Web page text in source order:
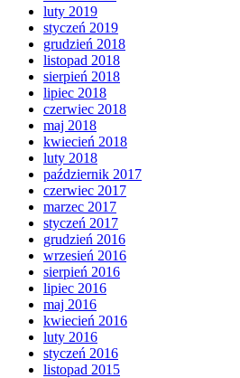
luty 2019
styczeń 2019
grudzień 2018
listopad 2018
sierpień 2018
lipiec 2018
czerwiec 2018
maj 2018
kwiecień 2018
luty 2018
październik 2017
czerwiec 2017
marzec 2017
styczeń 2017
grudzień 2016
wrzesień 2016
sierpień 2016
lipiec 2016
maj 2016
kwiecień 2016
luty 2016
styczeń 2016
listopad 2015